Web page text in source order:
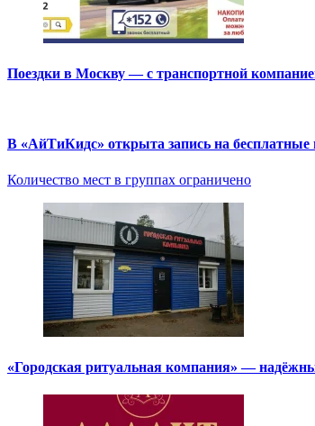
Поездки в Москву — с транспортной
В «АйТиКидс» открыта запись на бесплатные
Количество мест в группах ограничено
«Городская ритуальная компания» —